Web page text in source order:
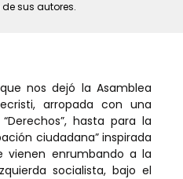
sus autores.
nos dejó la Asamblea
arropada con una
hasta para la
ciudadana” inspirada
vienen enrumbando a la
socialista, bajo el